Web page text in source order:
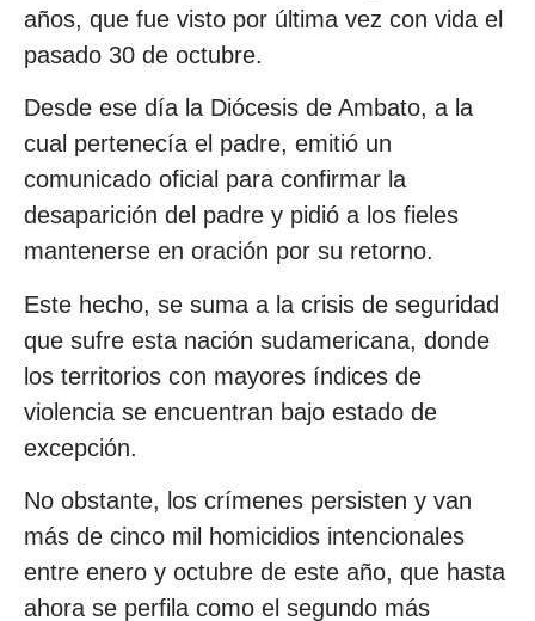
años, que fue visto por última vez con vida el
pasado 30 de octubre.
Desde ese día la Diócesis de Ambato, a la
cual pertenecía el padre, emitió un
comunicado oficial para confirmar la
desaparición del padre y pidió a los fieles
mantenerse en oración por su retorno.
Este hecho, se suma a la crisis de seguridad
que sufre esta nación sudamericana, donde
los territorios con mayores índices de
violencia se encuentran bajo estado de
excepción.
No obstante, los crímenes persisten y van
más de cinco mil homicidios intencionales
entre enero y octubre de este año, que hasta
ahora se perfila como el segundo más